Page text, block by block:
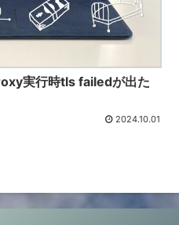
実行時tls failedが出た
2024.10.01